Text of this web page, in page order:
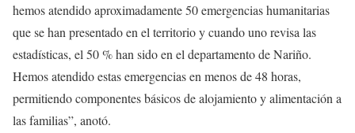
hemos atendido aproximadamente 50 emergencias humanitarias
que se han presentado en el territorio y cuando uno revisa las
estadísticas, el 50 % han sido en el departamento de Nariño.
Hemos atendido estas emergencias en menos de 48 horas,
permitiendo componentes básicos de alojamiento y alimentación a
las familias”, anotó.